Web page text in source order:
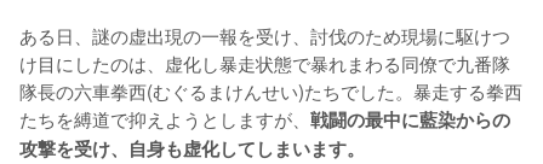
ある日、謎の虚出現の一報を受け、討伐のため現場に駆けつ
け目にしたのは、虚化し暴走状態で暴れまわる同僚で九番隊
隊長の六車拳西(むぐるまけんせい)たちでした。暴走する拳西
たちを縛道で抑えようとしますが、 戦闘の最中に藍染からの
攻撃を受け、自身も虚化してしまいます。